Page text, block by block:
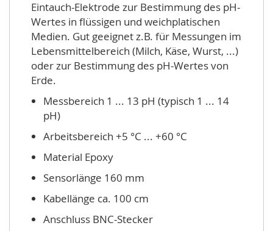
Eintauch-Elektrode zur Bestimmung des pH-
Wertes in flüssigen und weichplatischen
Medien. Gut geeignet z.B. für Messungen im
Lebensmittelbereich (Milch, Käse, Wurst, ...)
oder zur Bestimmung des pH-Wertes von
Erde.
Messbereich 1 ... 13 pH (typisch 1 ... 14
pH)
Arbeitsbereich +5 °C ... +60 °C
Material Epoxy
Sensorlänge 160 mm
Kabellänge ca. 100 cm
Anschluss BNC-Stecker